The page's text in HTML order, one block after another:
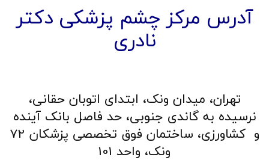
آدرس مرکز چشم پزشکی دکتر
نادری
تهران، میدان ونک، ابتدای اتوبان حقانی،
نرسیده به گاندی جنوبی، حد فاصل بانک آینده
و کشاورزی، ساختمان فوق تخصصی پزشکان 72
ونک، واحد 101